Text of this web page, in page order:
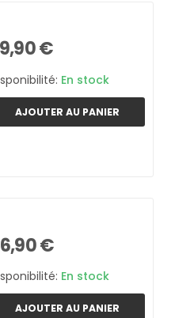
€
En stock
AJOUTER AU PANIER
€
En stock
AJOUTER AU PANIER